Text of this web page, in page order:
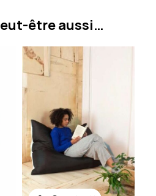
être aussi…